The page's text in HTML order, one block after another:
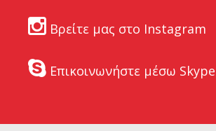
Βρείτε μας στο Instagram
Επικοινωνήστε μέσω Skype